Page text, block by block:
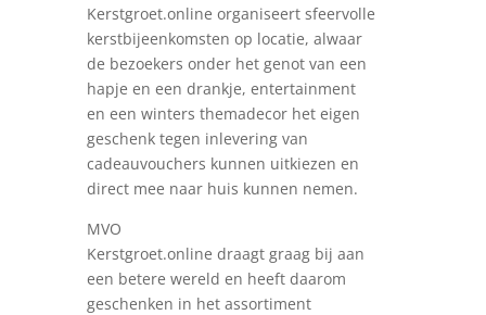
Kerstgroet.online organiseert sfeervolle
kerstbijeenkomsten op locatie, alwaar
de bezoekers onder het genot van een
hapje en een drankje, entertainment
en een winters themadecor het eigen
geschenk tegen inlevering van
cadeauvouchers kunnen uitkiezen en
direct mee naar huis kunnen nemen.
MVO
Kerstgroet.online draagt graag bij aan
een betere wereld en heeft daarom
geschenken in het assortiment